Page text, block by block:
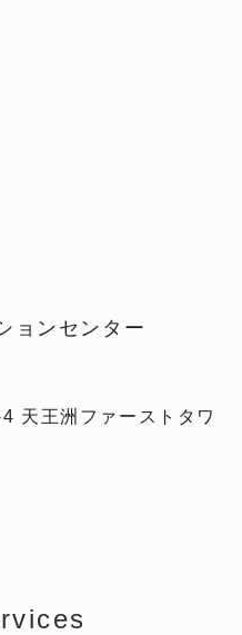
ョンセンター
天王洲ファーストタワ